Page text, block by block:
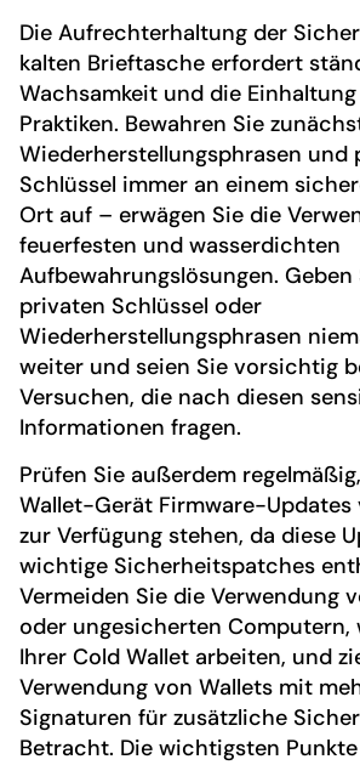
Die Aufrechterhaltung der
kalten Brieftasche erfordert
Wachsamkeit und die
Praktiken. Bewahren Sie
Wiederherstellungsphrasen und
Schlüssel immer an einem
Ort auf – erwägen Sie die
feuerfesten und wasserdichten
Aufbewahrungslösungen. Geben
privaten Schlüssel oder
Wiederherstellungsphrasen
weiter und seien Sie vorsichtig
Versuchen, die nach diesen
Informationen fragen.
Prüfen Sie außerdem
Wallet-Gerät Firmware-Updates
zur Verfügung stehen, da diese
wichtige Sicherheitspatches
Vermeiden Sie die Verwendung
oder ungesicherten Computern,
Ihrer Cold Wallet arbeiten, und
Verwendung von Wallets mit
Signaturen für zusätzliche
Betracht. Die wichtigsten